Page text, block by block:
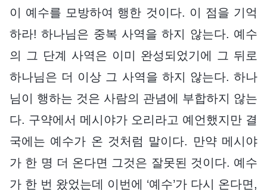
이 예수를 모방하여 행한 것이다. 이 점을 기억
하라! 하나님은 중복 사역을 하지 않는다. 예수
의 그 단계 사역은 이미 완성되었기에 그 뒤로
하나님은 더 이상 그 사역을 하지 않는다. 하나
님이 행하는 것은 사람의 관념에 부합하지 않는
다. 구약에서 메시야가 오리라고 예언했지만 결
국에는 예수가 온 것처럼 말이다. 만약 메시야
가 한 명 더 온다면 그것은 잘못된 것이다. 예수
가 한 번 왔었는데 이번에 ‘예수’가 다시 온다면,